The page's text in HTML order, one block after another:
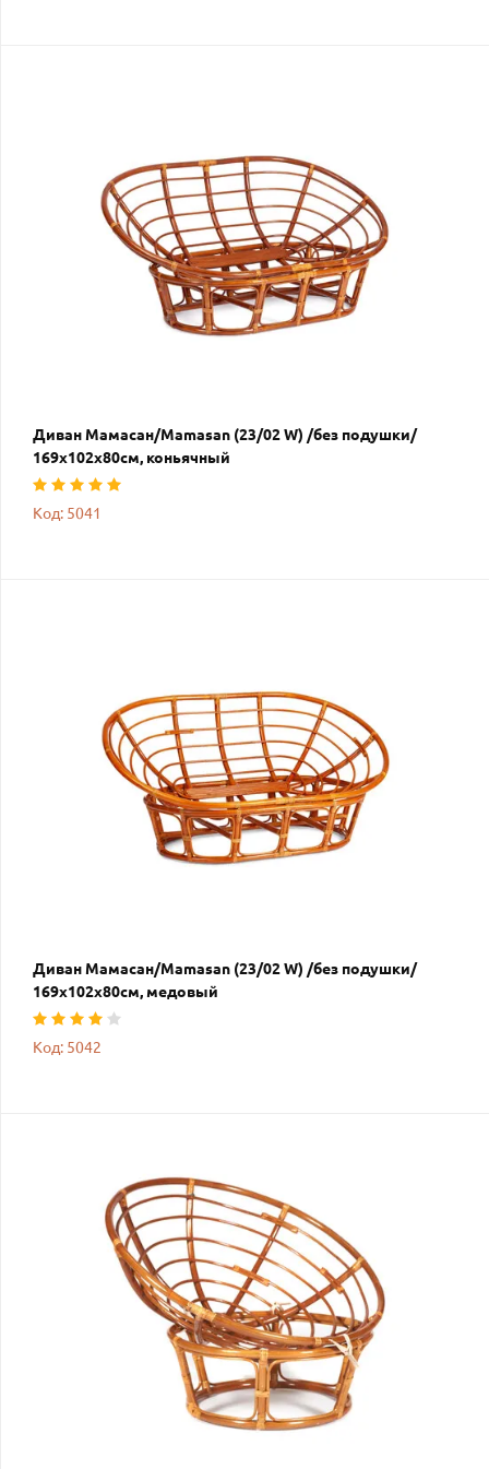
Диван Мамасан/Mamasan (23/02 W) /без подушки/
169х102х80см, коньячный
Код: 5041
Диван Мамасан/Mamasan (23/02 W) /без подушки/
169х102х80см, медовый
Код: 5042